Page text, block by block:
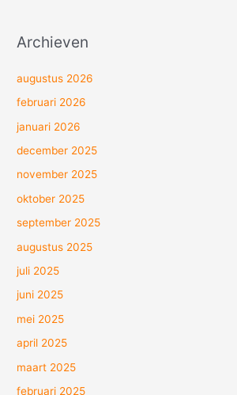
Archieven
augustus 2026
februari 2026
januari 2026
december 2025
november 2025
oktober 2025
september 2025
augustus 2025
juli 2025
juni 2025
mei 2025
april 2025
maart 2025
februari 2025